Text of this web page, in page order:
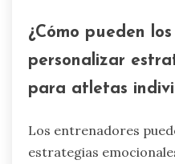
¿Cómo pueden
personalizar
para atletas
Los entrenadores
estrategias